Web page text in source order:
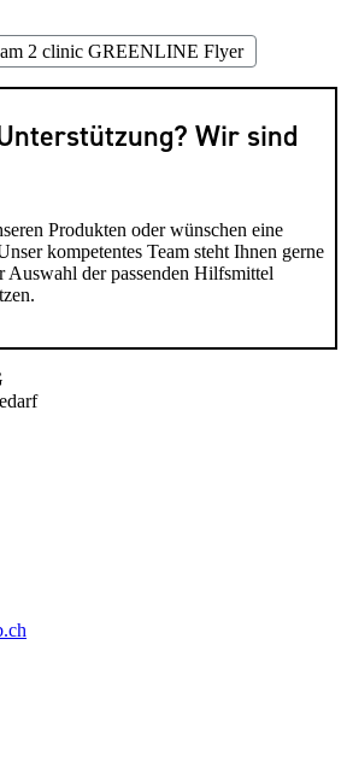
2 clinic GREENLINE Flyer
Wir sind
Produkten oder wünschen eine
kompetentes Team steht Ihnen gerne
Auswahl der passenden Hilfsmittel